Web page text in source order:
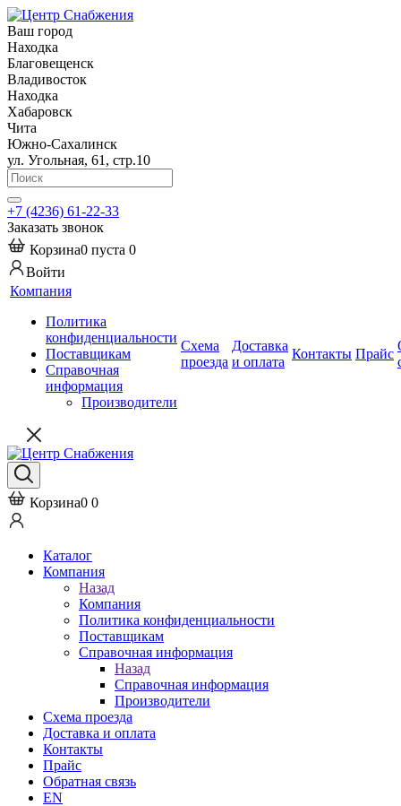
Ваш город
Находка
Благовещенск
Владивосток
Находка
Хабаровск
Чита
Южно-Сахалинск
ул. Угольная, 61, стр.10
+7 (4236) 61-22-33
Заказать звонок
Корзина0 пуста 0
Войти
Компания
Политика
конфиденциальности
Поставщикам
Справочная
информация
Производители
Схема
проезда
Доставка
и оплата
Контакты Прайс
Корзина0 0
Каталог
Компания
Назад
Компания
Политика конфиденциальности
Поставщикам
Справочная информация
Назад
Справочная информация
Производители
Схема проезда
Доставка и оплата
Контакты
Прайс
Обратная связь
EN